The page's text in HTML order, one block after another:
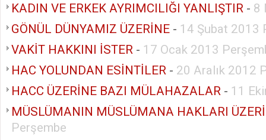
KADIN VE ERKEK AYRIMCILIĞI YANLIŞTIR - 8
GÖNÜL DÜNYAMIZ ÜZERİNE - 14 Şubat 2013
VAKİT HAKKINI İSTER - 17 Ocak 2013
HAC YOLUNDAN ESİNTİLER - 20 Aralık 2012
HACC ÜZERİNE BAZI MÜLAHAZALAR - 11
MÜSLÜMANIN MÜSLÜMANA HAKLARI
Perşembe